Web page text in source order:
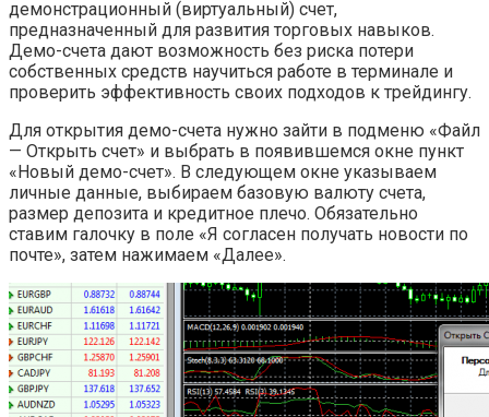
демонстрационный (виртуальный) счет,
предназначенный для развития торговых навыков.
Демо-счета дают возможность без риска потери
собственных средств научиться работе в терминале и
проверить эффективность своих подходов к трейдингу.
Для открытия демо-счета нужно зайти в подменю «Файл
— Открыть счет» и выбрать в появившемся окне пункт
«Новый демо-счет». В следующем окне указываем
личные данные, выбираем базовую валюту счета,
размер депозита и кредитное плечо. Обязательно
ставим галочку в поле «Я согласен получать новости по
почте», затем нажимаем «Далее».